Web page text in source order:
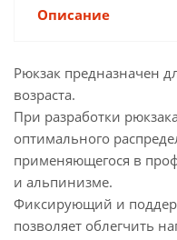
Описание
Рюкзак предназначен
возраста.
При разработки
оптимального
применяющегося в
и альпинизме.
Фиксирующий и
позволяет облегчить